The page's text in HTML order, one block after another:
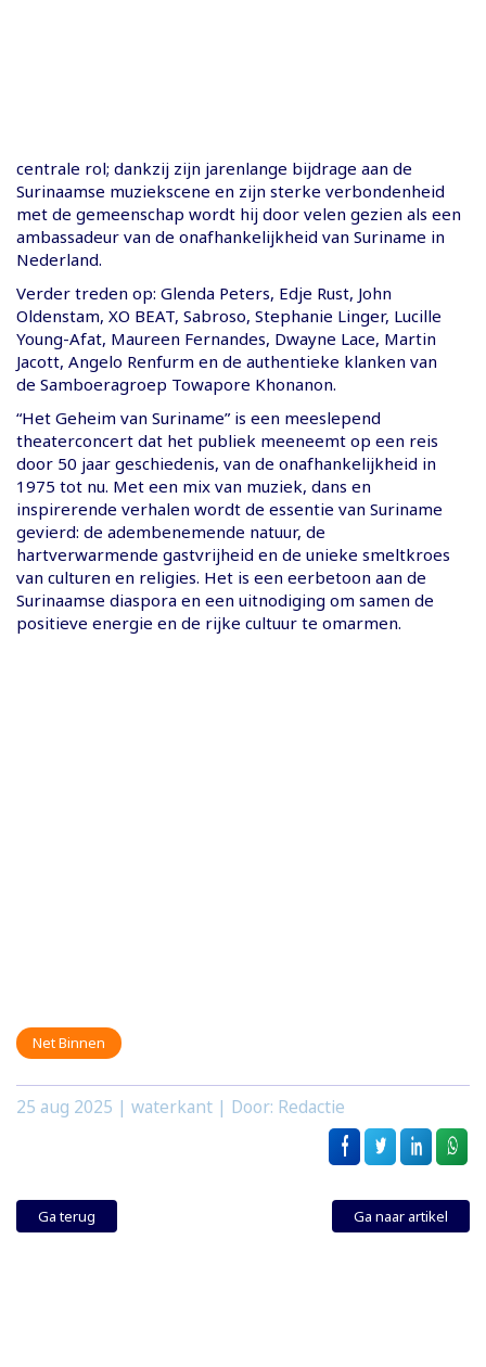
centrale rol; dankzij zijn jarenlange bijdrage aan de
Surinaamse muziekscene en zijn sterke verbondenheid
met de gemeenschap wordt hij door velen gezien als een
ambassadeur van de onafhankelijkheid van Suriname in
Nederland.
Verder treden op: Glenda Peters, Edje Rust, John
Oldenstam, XO BEAT, Sabroso, Stephanie Linger, Lucille
Young-Afat, Maureen Fernandes, Dwayne Lace, Martin
Jacott, Angelo Renfurm en de authentieke klanken van
de Samboeragroep Towapore Khonanon.
“Het Geheim van Suriname” is een meeslepend
theaterconcert dat het publiek meeneemt op een reis
door 50 jaar geschiedenis, van de onafhankelijkheid in
1975 tot nu. Met een mix van muziek, dans en
inspirerende verhalen wordt de essentie van Suriname
gevierd: de adembenemende natuur, de
hartverwarmende gastvrijheid en de unieke smeltkroes
van culturen en religies. Het is een eerbetoon aan de
Surinaamse diaspora en een uitnodiging om samen de
positieve energie en de rijke cultuur te omarmen.
Net Binnen
25 aug 2025 | waterkant | Door: Redactie
Ga terug Ga naar artikel